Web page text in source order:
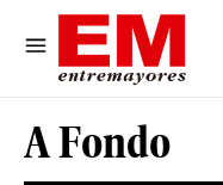
A Fondo